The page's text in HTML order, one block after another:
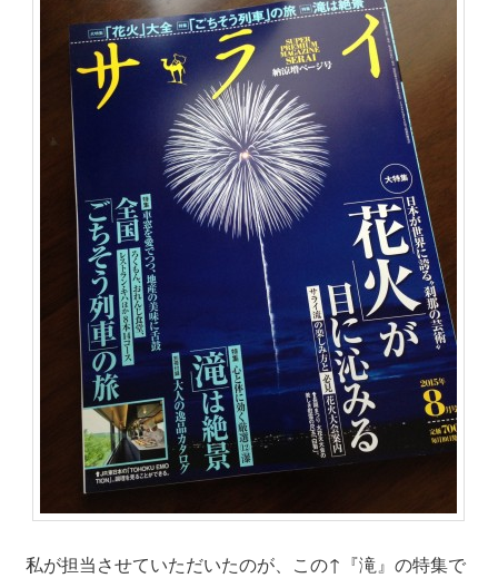
私が担当させていただいたのが、この↑『滝』の特集で